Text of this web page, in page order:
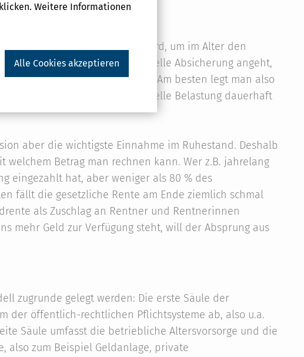
Weitere Informationen
Alle Cookies akzeptieren
Rente nicht ausreichen wird, um im Alter den
Je früher man die finanzielle Absicherung angeht,
oder geschlossen werden. Am besten legt man also
zurück, damit die finanzielle Belastung dauerhaft
aber die wichtigste Einnahme im Ruhestand. Deshalb
Betrag man rechnen kann. Wer z.B. jahrelang
eingezahlt hat, aber weniger als 80 % des
fällt die gesetzliche Rente am Ende ziemlich schmal
als Zuschlag an Rentner und Rentnerinnen
mehr Geld zur Verfügung steht, will der Absprung aus
zugrunde gelegt werden: Die erste Säule der
der öffentlich-rechtlichen Pflichtsysteme ab, also u.a.
Säule umfasst die betriebliche Altersvorsorge und die
zum Beispiel Geldanlage, private